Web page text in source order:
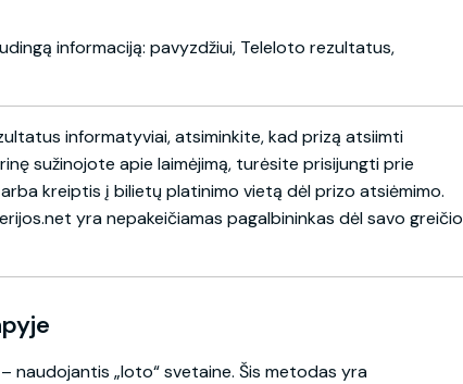
informaciją: pavyzdžiui, Teleloto rezultatus,
informatyviai, atsiminkite, kad prizą atsiimti
sužinojote apie laimėjimą, turėsite prisijungti prie
kreiptis į bilietų platinimo vietą dėl prizo atsiėmimo.
yra nepakeičiamas pagalbininkas dėl savo greičio
naudojantis „loto“ svetaine. Šis metodas yra